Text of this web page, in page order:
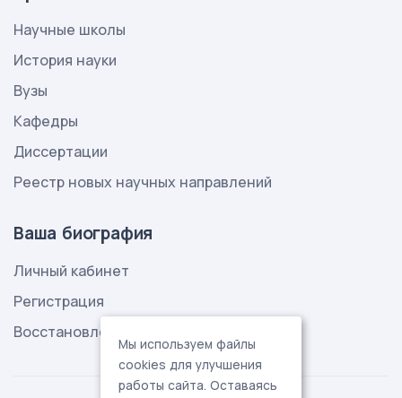
Научные школы
История науки
Вузы
Кафедры
Диссертации
Реестр новых научных направлений
Ваша биография
Личный кабинет
Регистрация
Восстановление пароля
Мы используем файлы
cookies для улучшения
работы сайта. Оставаясь